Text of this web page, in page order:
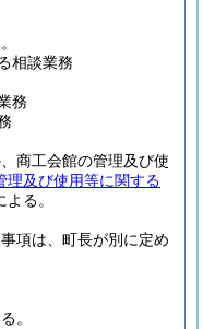
相談業務
務
商工会館の管理及び使
理及び使用等に関する
る。
項は、町長が別に定め
。